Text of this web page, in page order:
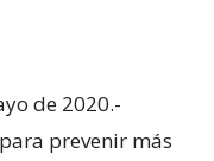
de 2020.-
prevenir más